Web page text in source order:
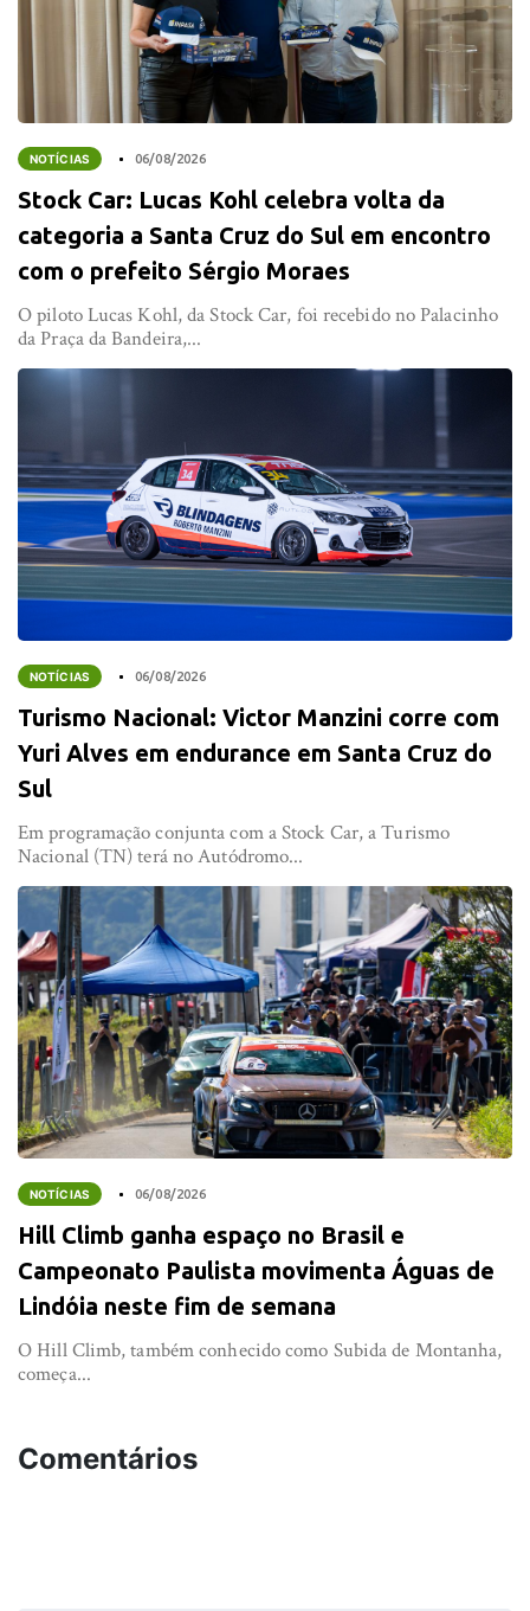
NOTÍCIAS 06/08/2026
Stock Car: Lucas Kohl celebra volta da
categoria a Santa Cruz do Sul em encontro
com o prefeito Sérgio Moraes
O piloto Lucas Kohl, da Stock Car, foi recebido no Palacinho
da Praça da Bandeira,...
NOTÍCIAS 06/08/2026
Turismo Nacional: Victor Manzini corre com
Yuri Alves em endurance em Santa Cruz do
Sul
Em programação conjunta com a Stock Car, a Turismo
Nacional (TN) terá no Autódromo...
NOTÍCIAS 06/08/2026
Hill Climb ganha espaço no Brasil e
Campeonato Paulista movimenta Águas de
Lindóia neste fim de semana
O Hill Climb, também conhecido como Subida de Montanha,
começa...
Comentários